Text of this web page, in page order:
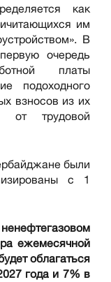
как
им
В
очередь
платы
подоходного
взносов из их
от трудовой
были
с 1
ежемесячной
облагаться
года и 7% в